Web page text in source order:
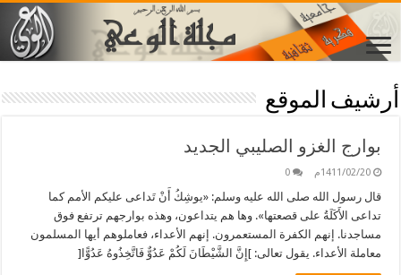
أرشيف الموقع
بوارج الغزو الصليبي الجديد
1411/02/20م 0
قال رسول الله صلى الله عليه وسلم: «يوشِكُ أَنْ تَداعى عليكم الأمم كما
تداعى الأَكَلَةُ على قصعتها». وها هم يتداعون، وهذه بوارجهم ترتفع فوق
مساجدنا. إنهم الكفرة المستعمرون. إنهم الأعداء، فعاملوهم أيها المسلمون
معاملة الأعداء. يقول تعالى: ]إِنَّ الشَّيْطَانَ لَكُمْ عَدُوٌّ فَاتَّخِذُوهُ عَدُوًّا[